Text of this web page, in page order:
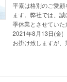
平素は格別のご愛
ます。弊社では、
季休業とさせてい
2021年8月13日(金
お掛け致しますが